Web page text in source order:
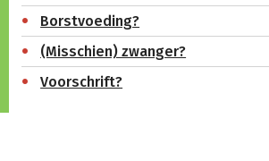
Borstvoeding?
(Misschien) zwanger?
Voorschrift?